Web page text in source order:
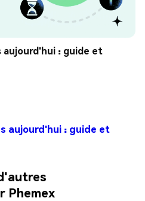
aujourd'hui : guide et
aujourd'hui : guide et
Phemex